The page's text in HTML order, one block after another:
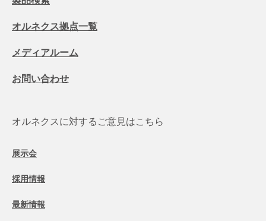
オルネクス拠点一覧
メディアルーム
お問い合わせ
オルネクスに対するご意見はこちら
展示会
採用情報
最新情報